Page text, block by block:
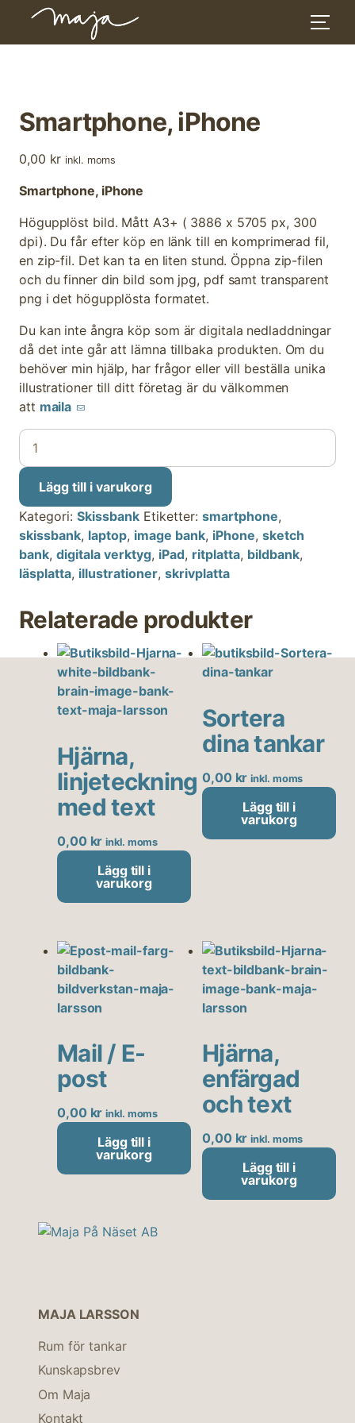
Smartphone, iPhone
0,00 kr inkl. moms
Smartphone, iPhone
Högupplöst bild. Mått A3+ ( 3886 x 5705 px, 300
dpi). Du får efter köp en länk till en komprimerad fil,
en zip-fil. Det kan ta en liten stund. Öppna zip-filen
och du finner din bild som jpg, pdf samt transparent
png i det högupplösta formatet.
Du kan inte ångra köp som är digitala nedladdningar
då det inte går att lämna tillbaka produkten. Om du
behöver min hjälp, har frågor eller vill beställa unika
illustrationer till ditt företag är du välkommen
att maila
Smartphone,
iPhone
mängd
Lägg till i varukorg
Kategori: Skissbank Etiketter: smartphone,
skissbank, laptop, image bank, iPhone, sketch
bank, digitala verktyg, iPad, ritplatta, bildbank,
läsplatta, illustrationer, skrivplatta
Relaterade produkter
Hjärna,
linjeteckning
med text
0,00 kr inkl. moms
Lägg till i
varukorg
Sortera
dina tankar
0,00 kr inkl. moms
Lägg till i
varukorg
Mail / E-
post
0,00 kr inkl. moms
Lägg till i
varukorg
Hjärna,
enfärgad
och text
0,00 kr inkl. moms
Lägg till i
varukorg
MAJA LARSSON
Rum för tankar
Kunskapsbrev
Om Maja
Kontakt